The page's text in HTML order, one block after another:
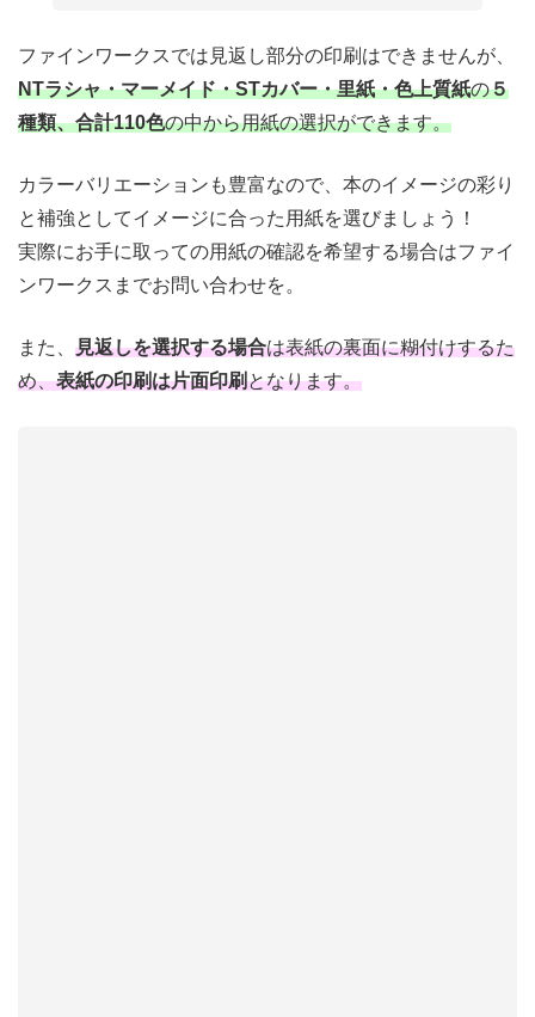
ファインワークスでは見返し部分の印刷はできませんが、
NTラシャ・マーメイド・STカバー・里紙・色上質紙の５
種類、合計110色の中から用紙の選択ができます。
カラーバリエーションも豊富なので、本のイメージの彩り
と補強としてイメージに合った用紙を選びましょう！
実際にお手に取っての用紙の確認を希望する場合はファイ
ンワークスまでお問い合わせを。
また、 見返しを選択する場合は表紙の裏面に糊付けするた
め、表紙の印刷は片面印刷となります。